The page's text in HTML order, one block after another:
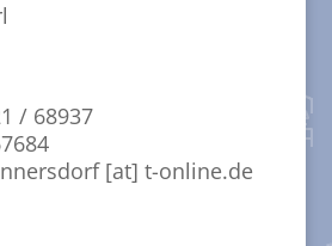
/ 68937
[at] t-online.de